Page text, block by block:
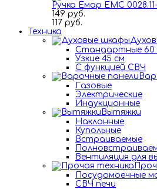
Ручка Емар ЕМС 0028.11-
149 руб.
117 руб.
Техника
Стандартные 60
Узкие 45 см
С функцией СВЧ
Газовые
Электрические
Индукционные
Вытяжки
Наклонные
Купольные
Встраиваемые
Вентиляция для
Посудомоечные
СВЧ печи